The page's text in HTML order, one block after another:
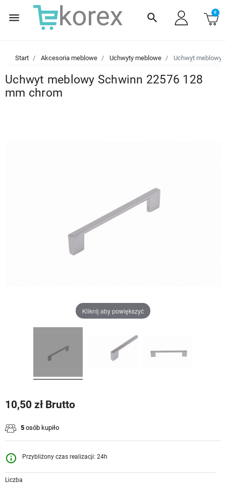
menu search 0
Start Akcesoria meblowe Uchwyty meblowe Uchwyt meblowy
Uchwyt meblowy Schwinn 22576 128
mm chrom
Kliknij aby powiększyć
10,50 zł Brutto
5 osób kupiło
info_outline Przybliżony czas realizacji: 24h
Liczba